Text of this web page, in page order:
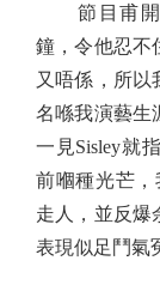
節目甫開
鐘，令他忍不
又唔係，所以
名喺我演藝生
一見Sisley就
前嗰種光芒，
走人，並反爆
表現似足鬥氣